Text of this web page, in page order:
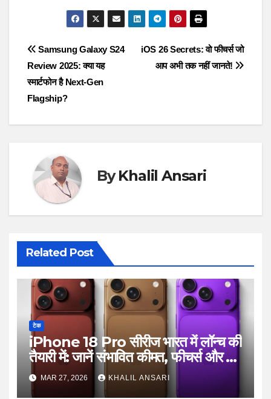
Post
navigation
iOS 26 Secrets: वो फीचर्स जो
आप अभी तक नहीं जानते!
Samsung Galaxy S24
Review 2025: क्या यह
स्मार्टफोन है Next-Gen
Flagship?
ByKhalil Ansari
Related Post
टेक
iPhone 18 Pro सीरीज भारत में लॉन्च की
तैयारी में: जानें संभावित कीमत, फीचर्स और बड़े
बदलाव
MAR 27, 2026 KHALIL ANSARI